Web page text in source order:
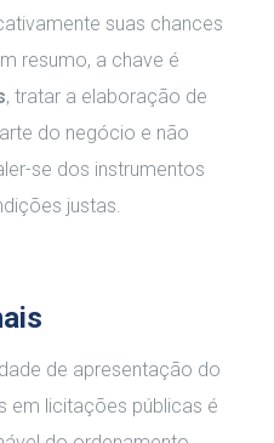
suas chances
resumo, a chave é
, tratar a elaboração de
do negócio e não
se dos instrumentos
justas.
de apresentação do
em licitações públicas é